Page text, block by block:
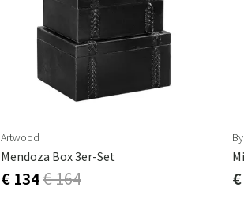
Artwood
Mendoza Box 3er-Set
€ 134€ 164